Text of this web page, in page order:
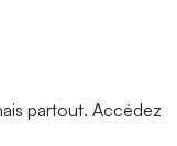
partout. Accédez